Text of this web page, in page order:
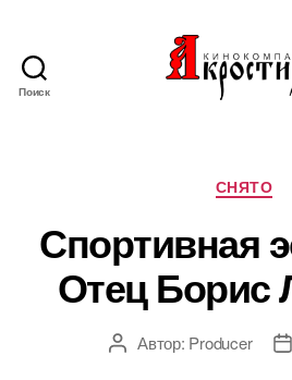
Поиск
СНЯТО
Спортивная
Отец Борис
АвторАвтор: Producer